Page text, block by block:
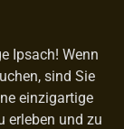
Ipsach! Wenn
sind Sie
einzigartige
erleben und zu